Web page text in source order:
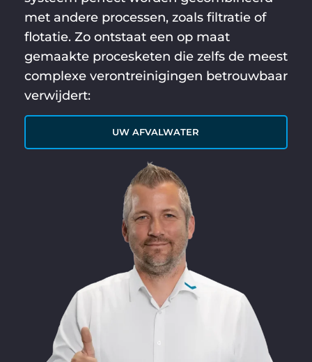
met andere processen, zoals filtratie of
flotatie. Zo ontstaat een op maat
gemaakte procesketen die zelfs de meest
complexe verontreinigingen betrouwbaar
verwijdert:
UW AFVALWATER